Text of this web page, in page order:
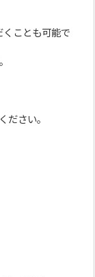
ことも可能で
ださい。